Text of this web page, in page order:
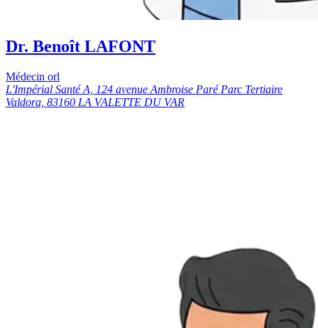
Dr. Benoît LAFONT
Médecin orl
L'Impérial Santé A, 124 avenue Ambroise Paré Parc Tertiaire
Valdora, 83160 LA VALETTE DU VAR